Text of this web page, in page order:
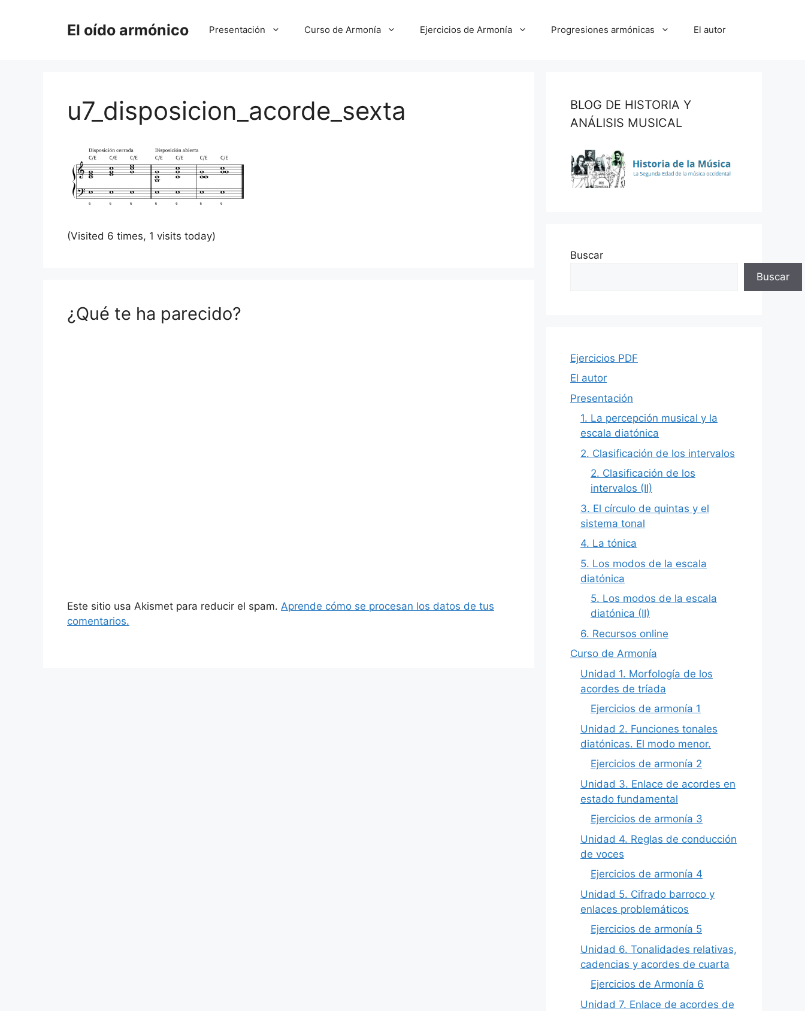
El oído armónico Presentación Curso de Armonía Ejercicios de Armonía Progresiones armónicas El autor
u7_disposicion_acorde_sexta
(Visited 6 times, 1 visits today)
¿Qué te ha parecido?
Este sitio usa Akismet para reducir el spam. Aprende cómo se procesan los datos de tus
comentarios.
BLOG DE HISTORIA Y
ANÁLISIS MUSICAL
Buscar
Buscar
Ejercicios PDF
El autor
Presentación
1. La percepción musical y la
escala diatónica
2. Clasificación de los intervalos
2. Clasificación de los
intervalos (II)
3. El círculo de quintas y el
sistema tonal
4. La tónica
5. Los modos de la escala
diatónica
5. Los modos de la escala
diatónica (II)
6. Recursos online
Curso de Armonía
Unidad 1. Morfología de los
acordes de tríada
Ejercicios de armonía 1
Unidad 2. Funciones tonales
diatónicas. El modo menor.
Ejercicios de armonía 2
Unidad 3. Enlace de acordes en
estado fundamental
Ejercicios de armonía 3
Unidad 4. Reglas de conducción
de voces
Ejercicios de armonía 4
Unidad 5. Cifrado barroco y
enlaces problemáticos
Ejercicios de armonía 5
Unidad 6. Tonalidades relativas,
cadencias y acordes de cuarta
Ejercicios de Armonía 6
Unidad 7. Enlace de acordes de